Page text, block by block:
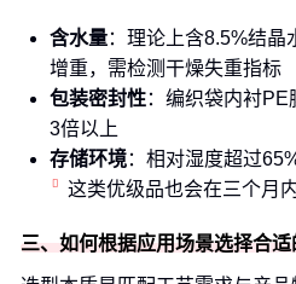
含水量：理论上含8.5%结晶
增重，需检测干燥失重指标
包装密封性：编织袋内衬
3倍以上
存储环境：相对湿度超过
这类优级品也会在三个月
三、如何根据应用场景选择合